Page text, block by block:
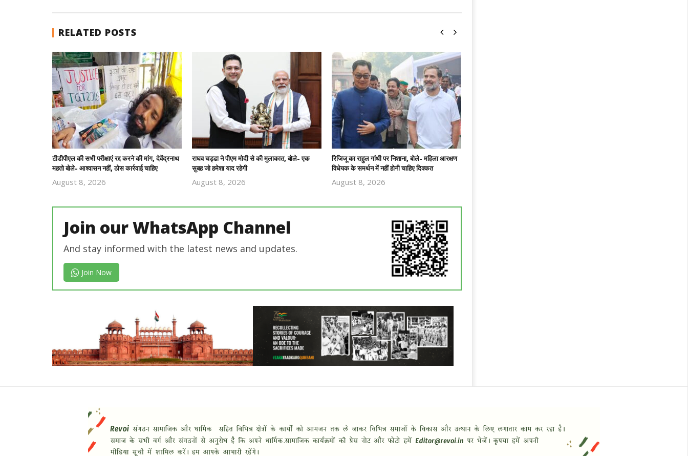
RELATED POSTS
टीडीपीएल की सभी परीक्षाएं रद्द करने की मांग, देवेंद्रनाथ
महतो बोले- आश्वासन नहीं, ठोस कार्रवाई चाहिए
August 8, 2026
राघव चड्ढा ने पीएम मोदी से की मुलाकात, बोले- एक
सुबह जो हमेशा याद रहेगी
August 8, 2026
रिजिजू का राहुल गांधी पर निशाना, बोले- महिला आरक्षण
विधेयक के समर्थन में नहीं होनी चाहिए दिक्कत
August 8, 2026
Join our WhatsApp Channel
And stay informed with the latest news and updates.
Join Now